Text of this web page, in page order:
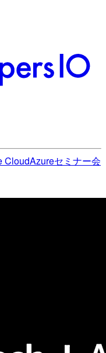
CloudAzureセミナー会